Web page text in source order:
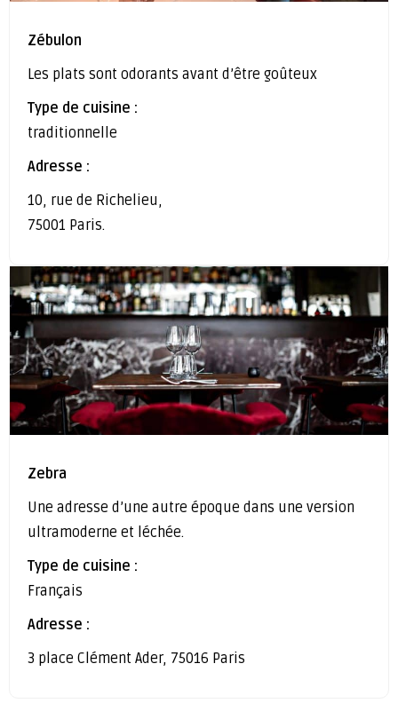
Zébulon
Les plats sont odorants avant d’être goûteux
Type de cuisine :
traditionnelle
Adresse :
10, rue de Richelieu,
75001 Paris.
Zebra
Une adresse d’une autre époque dans une version
ultramoderne et léchée.
Type de cuisine :
Français
Adresse :
3 place Clément Ader, 75016 Paris